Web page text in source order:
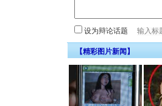
设为辩论话题
【精彩图片新闻】